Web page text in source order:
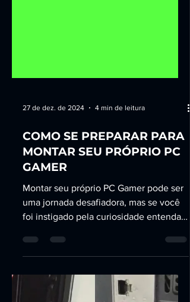
27 de dez. de 2024 4 min de leitura
COMO SE PREPARAR PARA
MONTAR SEU PRÓPRIO PC
GAMER
Montar seu próprio PC Gamer pode ser
como começar.